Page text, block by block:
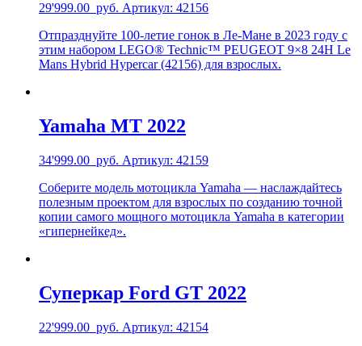
29'999.00 руб. Артикул: 42156
Отпразднуйте 100-летие гонок в Ле-Мане в 2023 году с
этим набором LEGO® Technic™ PEUGEOT 9×8 24H Le
Mans Hybrid Hypercar (42156) для взрослых.
Yamaha MT 2022
34'999.00 руб. Артикул: 42159
Соберите модель мотоцикла Yamaha — наслаждайтесь
полезным проектом для взрослых по созданию точной
копии самого мощного мотоцикла Yamaha в категории
«гипернейкед».
Суперкар Ford GT 2022
22'999.00 руб. Артикул: 42154